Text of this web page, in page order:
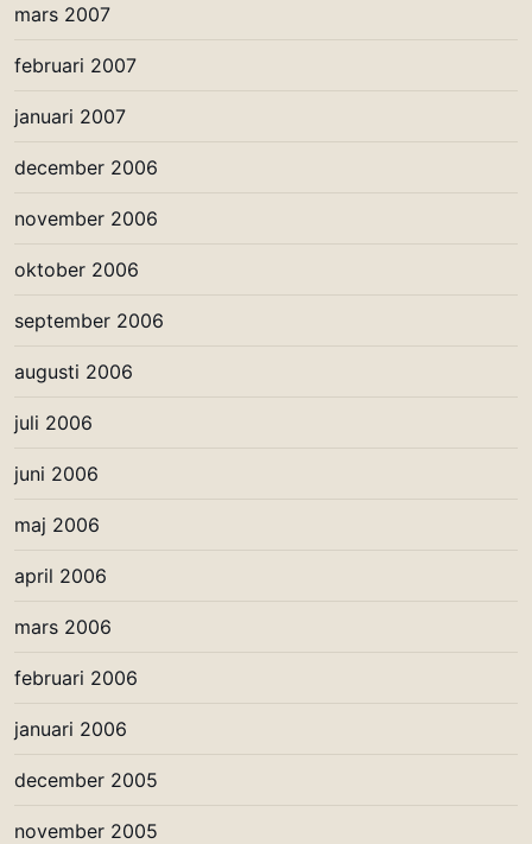
mars 2007
februari 2007
januari 2007
december 2006
november 2006
oktober 2006
september 2006
augusti 2006
juli 2006
juni 2006
maj 2006
april 2006
mars 2006
februari 2006
januari 2006
december 2005
november 2005